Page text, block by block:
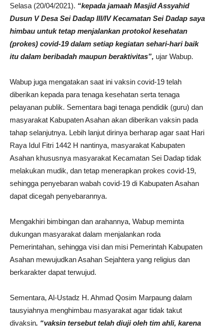
Selasa (20/04/2021). “kepada jamaah Masjid Assyahid
Dusun V Desa Sei Dadap III/IV Kecamatan Sei Dadap saya
himbau untuk tetap menjalankan protokol kesehatan
(prokes) covid-19 dalam setiap kegiatan sehari-hari baik
itu dalam beribadah maupun beraktivitas”, ujar Wabup.
Wabup juga mengatakan saat ini vaksin covid-19 telah
diberikan kepada para tenaga kesehatan serta tenaga
pelayanan publik. Sementara bagi tenaga pendidik (guru) dan
masyarakat Kabupaten Asahan akan diberikan vaksin pada
tahap selanjutnya. Lebih lanjut dirinya berharap agar saat Hari
Raya Idul Fitri 1442 H nantinya, masyarakat Kabupaten
Asahan khususnya masyarakat Kecamatan Sei Dadap tidak
melakukan mudik, dan tetap menerapkan prokes covid-19,
sehingga penyebaran wabah covid-19 di Kabupaten Asahan
dapat dicegah penyebarannya.
Mengakhiri bimbingan dan arahannya, Wabup meminta
dukungan masyarakat dalam menjalankan roda
Pemerintahan, sehingga visi dan misi Pemerintah Kabupaten
Asahan mewujudkan Asahan Sejahtera yang religius dan
berkarakter dapat terwujud.
Sementara, Al-Ustadz H. Ahmad Qosim Marpaung dalam
tausyiahnya menghimbau masyarakat agar tidak takut
divaksin. “vaksin tersebut telah diuji oleh tim ahli, karena